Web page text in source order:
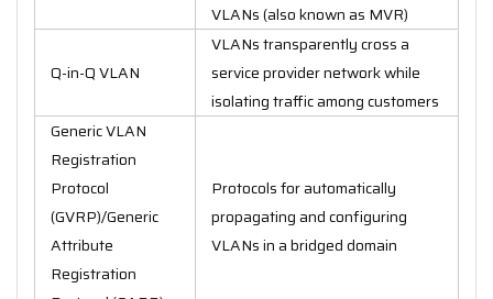
VLANs (also known as MVR)
Q-in-Q VLAN
VLANs transparently cross a
service provider network while
isolating traffic among customers
Generic VLAN
Registration
Protocol
(GVRP)/Generic
Attribute
Registration
Protocols for automatically
propagating and configuring
VLANs in a bridged domain